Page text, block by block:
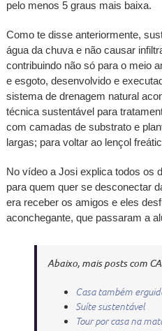
pelo menos 5 graus mais baixa.
Como te disse anteriormente,
água da chuva e não causar
contribuindo não só para o meio
e esgoto, desenvolvido e
sistema de drenagem natural
técnica sustentável para
com camadas de substrato e
largas; para voltar ao lençol
No vídeo a Josi explica todos os
para quem quer se desconectar
era receber os amigos e eles
aconchegante, que passaram a
Abaixo, mais posts com
Casa também
Suíte sustentável
Tour por casa na